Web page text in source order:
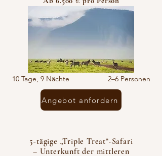
10 Tage, 9 Nächte 2–6 Personen
Angebot anfordern
5-tägige „Triple Treat“-Safari
– Unterkunft der mittleren